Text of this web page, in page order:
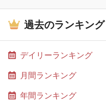
過去のランキング
デイリーランキング
月間ランキング
年間ランキング